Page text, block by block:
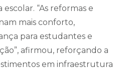
“As reformas e
mais conforto,
para estudantes e
afirmou, reforçando a
em infraestrutura